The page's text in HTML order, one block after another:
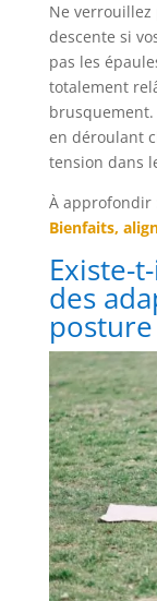
Ne verrouillez
descente si
pas les
totalement
en déroulant
tension dans
À approfondir
Bienfaits,
Existe-
des
posture